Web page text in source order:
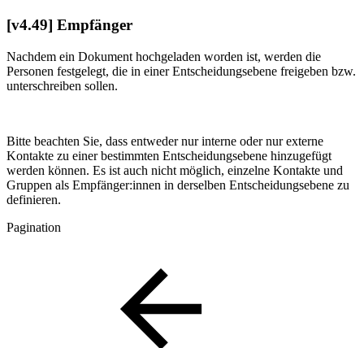
[v4.49] Empfänger
Nachdem ein Dokument hochgeladen worden ist, werden die
Personen festgelegt, die in einer Entscheidungsebene freigeben bzw.
unterschreiben sollen.
Bitte beachten Sie, dass entweder nur interne oder nur externe
Kontakte zu einer bestimmten Entscheidungsebene hinzugefügt
werden können. Es ist auch nicht möglich, einzelne Kontakte und
Gruppen als Empfänger:innen in derselben Entscheidungsebene zu
definieren.
Pagination